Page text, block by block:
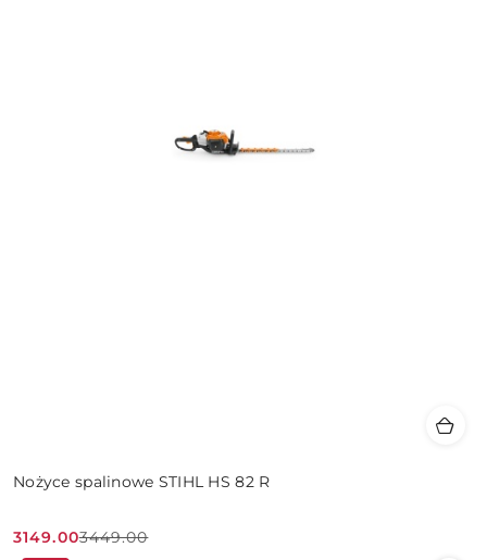
Nożyce spalinowe STIHL HS 82 R
Cena
3149.00
Cena
3449.00